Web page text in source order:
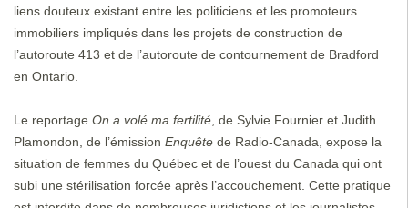
liens douteux existant entre les politiciens et les promoteurs
immobiliers impliqués dans les projets de construction de
l’autoroute 413 et de l’autoroute de contournement de Bradford
en Ontario.
Le reportage On a volé ma fertilité , de Sylvie Fournier et Judith
Plamondon, de l’émission Enquête de Radio-Canada, expose la
situation de femmes du Québec et de l’ouest du Canada qui ont
subi une stérilisation forcée après l’accouchement. Cette pratique